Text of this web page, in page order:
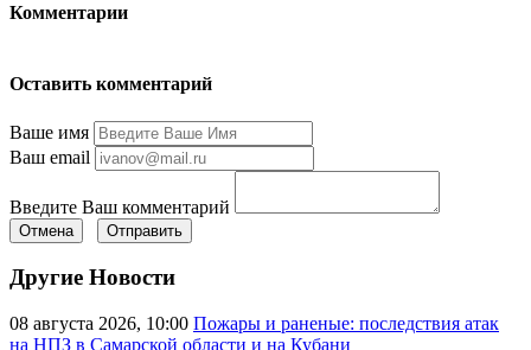
Комментарии
Оставить комментарий
Ваше имя
Ваш email
Введите Ваш комментарий
Отмена Отправить
Другие Новости
08 августа 2026, 10:00 Пожары и раненые: последствия атак
на НПЗ в Самарской области и на Кубани